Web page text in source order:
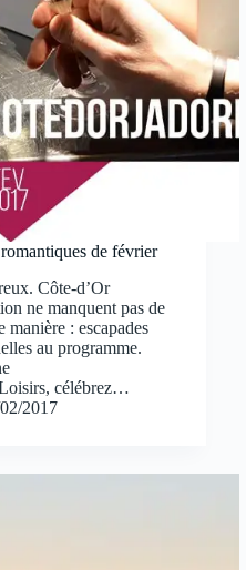
de février
Côte-d’Or
ne manquent pas de
: escapades
au programme.
célébrez…
2017